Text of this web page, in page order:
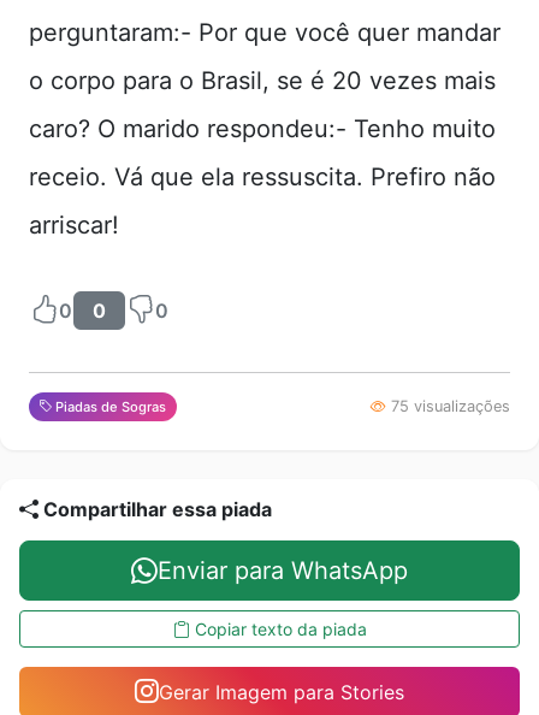
perguntaram:- Por que você quer mandar
o corpo para o Brasil, se é 20 vezes mais
caro? O marido respondeu:- Tenho muito
receio. Vá que ela ressuscita. Prefiro não
arriscar!
0 0 0
Piadas de Sogras 75 visualizações
Compartilhar essa piada
Enviar para WhatsApp
Copiar texto da piada
Gerar Imagem para Stories